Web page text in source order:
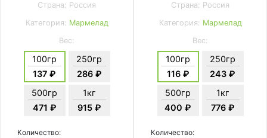
Страна: Россия
Категория: Мармелад
Вес:
100гр
137 ₽
250гр
286 ₽
500гр
471 ₽
1кг
915 ₽
Количество:
Страна: Россия
Категория: Мармелад
Вес:
100гр
116 ₽
250гр
243 ₽
500гр
400 ₽
1кг
776 ₽
Количество: